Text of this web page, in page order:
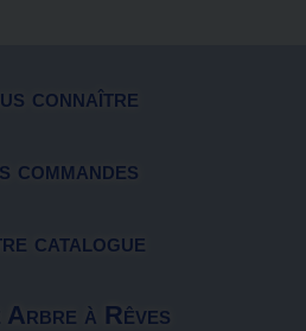
connaître
commandes
catalogue
à Rêves